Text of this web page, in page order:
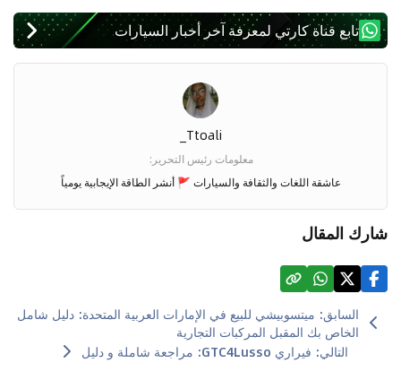
تابع قناة كارتي لمعرفة آخر أخبار السيارات
Ttoali_
معلومات رئيس التحرير :
عاشقة اللغات والثقافة والسيارات 🚩 أنشر الطاقة الإيجابية يومياً
شارك المقال
السابق: ميتسوبيشي للبيع في الإمارات العربية المتحدة: دليل شامل
الخاص بك المقبل المركبات التجارية
التالي: فيراري GTC4Lusso: مراجعة شاملة و دليل